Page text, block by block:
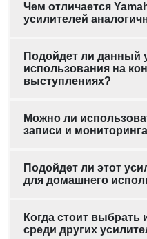
Чем отличается
усилителей
Подойдет ли данный
использования на
выступлениях?
Можно ли
записи и
Подойдет ли этот
для домашнего
Когда стоит выбрать
среди других